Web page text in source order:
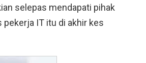
selepas mendapati pihak
IT itu di akhir kes